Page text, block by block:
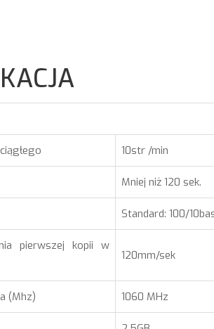
10str /min
Mniej niż 120 sek.
Standard: 100/
pierwszej kopii w
120mm/sek
(Mhz) 1060 MHz